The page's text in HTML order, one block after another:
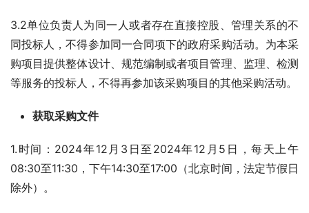
3.2单位负责人为同一人或者存在直接控股、管理关系的不
同投标人，不得参加同一合同项下的政府采购活动。为本采
购项目提供整体设计、规范编制或者项目管理、监理、检测
等服务的投标人，不得再参加该采购项目的其他采购活动。
获取采购文件
1.时间：2024年12月3日至2024年12月5日，每天上午
08:30至11:30，下午14:30至17:00（北京时间，法定节假日
除外）。